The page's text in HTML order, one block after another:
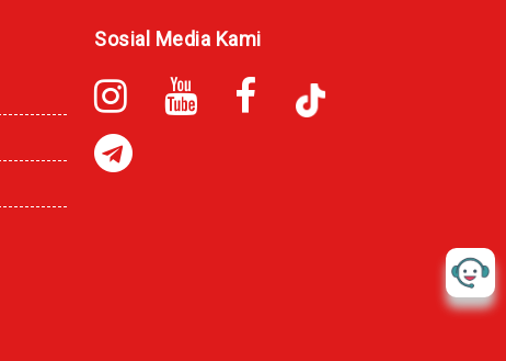
Sosial Media Kami